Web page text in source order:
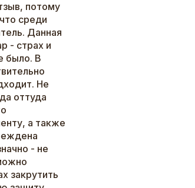
потому
среди
Данная
- страх и
было. В
Не
оттуда
а также
- не
закрутить